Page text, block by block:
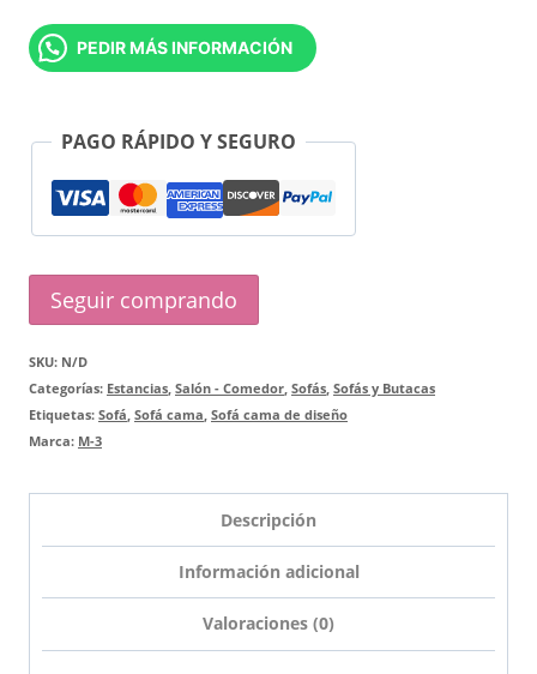
Kata
cantidadPEDIR MÁS INFORMACIÓN
PAGO RÁPIDO Y SEGURO
Seguir comprando
SKU: N/D
Categorías: Estancias, Salón - Comedor, Sofás, Sofás y Butacas
Etiquetas: Sofá, Sofá cama, Sofá cama de diseño
Marca: M-3
Descripción
Información adicional
Valoraciones (0)